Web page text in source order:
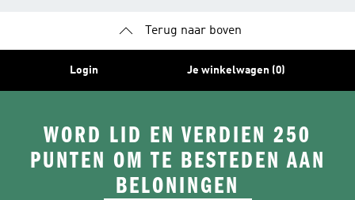
Terug naar boven
Login Je winkelwagen (0)
WORD LID EN VERDIEN 250
PUNTEN OM TE BESTEDEN AAN
BELONINGEN